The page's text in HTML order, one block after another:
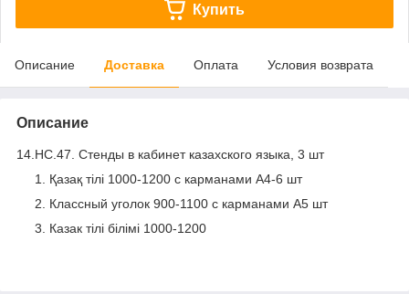
Купить
Описание Доставка Оплата Условия возврата
Описание
14.НС.47. Стенды в кабинет казахского языка, 3 шт
Қазақ тілі 1000-1200 с карманами А4-6 шт
Классный уголок 900-1100 с карманами А5 шт
Казак тiлi бiлiмi 1000-1200